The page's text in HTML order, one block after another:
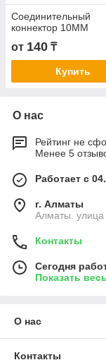
Соединительный
коннектор 10ММ
от 140 ₸
Купить
О нас
Рейтинг не
Менее 5
Работает с
г. Алматы
Алматы. улица
Контакты
Сегодня
Показать
О нас
Контакты